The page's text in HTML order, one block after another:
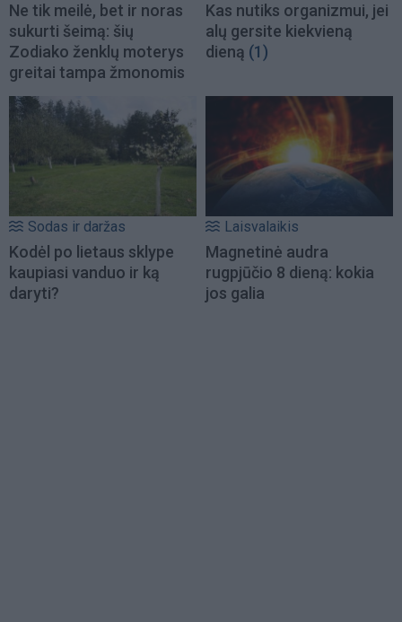
Ne tik meilė, bet ir noras
sukurti šeimą: šių
Zodiako ženklų moterys
greitai tampa žmonomis
Kas nutiks organizmui, jei
alų gersite kiekvieną
dieną (1)
Sodas ir daržas
Kodėl po lietaus sklype
kaupiasi vanduo ir ką
daryti?
Laisvalaikis
Magnetinė audra
rugpjūčio 8 dieną: kokia
jos galia